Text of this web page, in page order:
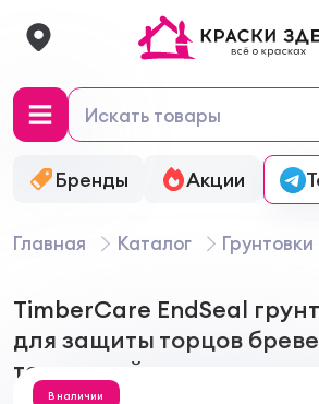
Бренды Акции
Главная Каталог Грунтовки
TimberCare EndSeal
для защиты торцов
террасной доски
В наличии